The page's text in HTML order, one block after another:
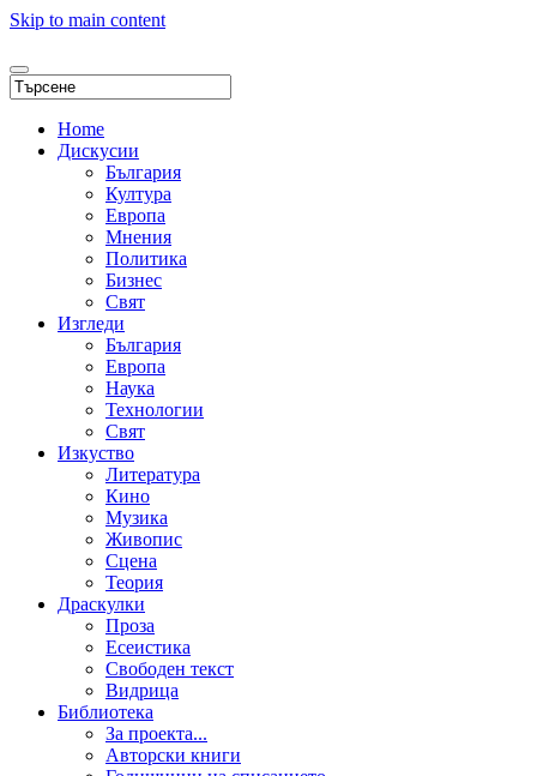
Skip to main content
Home
Дискусии
България
Култура
Европа
Мнения
Политика
Бизнес
Свят
Изгледи
България
Европа
Наука
Технологии
Свят
Изкуство
Литература
Кино
Музика
Живопис
Сцена
Теория
Драскулки
Проза
Есеистика
Свободен текст
Видрица
Библиотека
За проекта...
Авторски книги